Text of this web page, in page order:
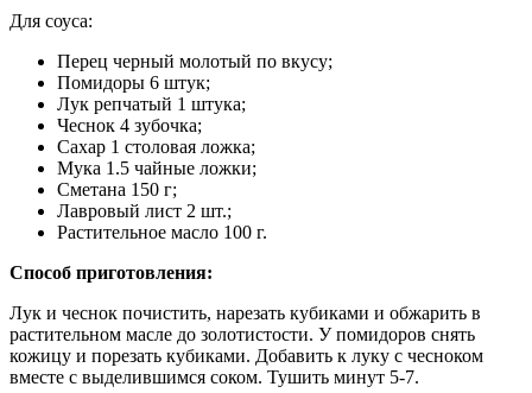
Для соуса:
Перец черный молотый по вкусу;
Помидоры 6 штук;
Лук репчатый 1 штука;
Чеснок 4 зубочка;
Сахар 1 столовая ложка;
Мука 1.5 чайные ложки;
Сметана 150 г;
Лавровый лист 2 шт.;
Растительное масло 100 г.
Способ приготовления:
Лук и чеснок почистить, нарезать кубиками и обжарить в
растительном масле до золотистости. У помидоров снять
кожицу и порезать кубиками. Добавить к луку с чесноком
вместе с выделившимся соком. Тушить минут 5-7.